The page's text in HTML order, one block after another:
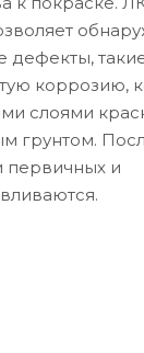
дефекты,
коррозию,
слоями
грунтом.
первичных и